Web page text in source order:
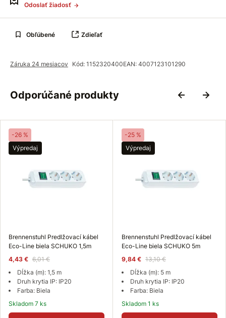
Odoslať žiadosť
Obľúbené Zdieľať
Záruka 24 mesiacov Kód: 1152320400EAN: 4007123101290
Odporúčané produkty
-26 %
Výpredaj
Brennenstuhl Predlžovací kábel
Eco-Line biela SCHUKO 1,5m
4,43 € 6,01 €
Dĺžka (m): 1,5 m
Druh krytia IP: IP20
Farba: Biela
Skladom 7 ks
-25 %
Výpredaj
Brennenstuhl Predlžovací kábel
Eco-Line biela SCHUKO 5m
9,84 € 13,10 €
Dĺžka (m): 5 m
Druh krytia IP: IP20
Farba: Biela
Skladom 1 ks